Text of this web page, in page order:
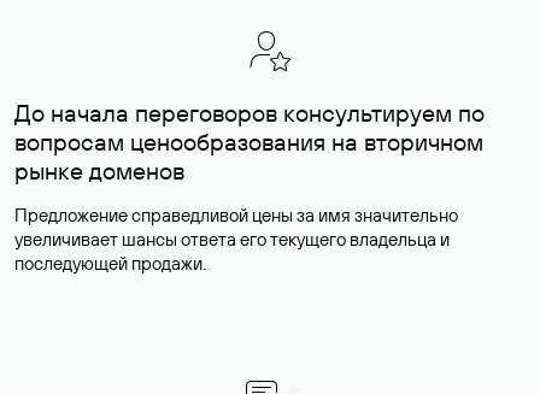
До начала переговоров консультируем по
вопросам ценообразования на вторичном
рынке доменов
Предложение справедливой цены за имя значительно
увеличивает шансы ответа его текущего владельца и
последующей продажи.